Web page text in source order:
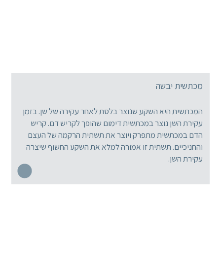
מכתשית יבשה
המכתשית היא השקע שנוצר בלסת לאחר עקירה של שן. בזמן
עקירת השן נוצר במכתשית דימום שהופך לקריש דם. קריש
הדם במכתשית מתפרק ויוצר את תשתית הרקמה של העצם
והחניכיים. תשתית זו אמורה למלא את השקע החשוף שיצרה
עקירת השן.